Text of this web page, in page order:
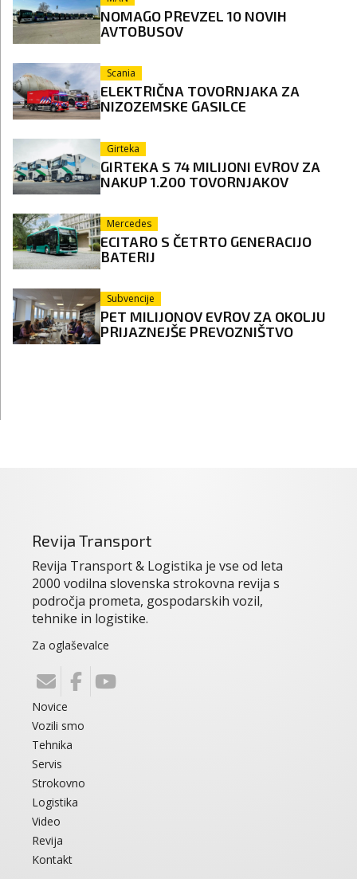
NOMAGO PREVZEL 10 NOVIH
AVTOBUSOV
Scania
ELEKTRIČNA TOVORNJAKA ZA
NIZOZEMSKE GASILCE
Girteka
GIRTEKA S 74 MILIJONI EVROV ZA
NAKUP 1.200 TOVORNJAKOV
Mercedes
ECITARO S ČETRTO GENERACIJO
BATERIJ
Subvencije
PET MILIJONOV EVROV ZA OKOLJU
PRIJAZNEJŠE PREVOZNIŠTVO
Revija Transport
Revija Transport & Logistika je vse od leta
2000 vodilna slovenska strokovna revija s
področja prometa, gospodarskih vozil,
tehnike in logistike.
Za oglaševalce
Novice
Vozili smo
Tehnika
Servis
Strokovno
Logistika
Video
Revija
Kontakt